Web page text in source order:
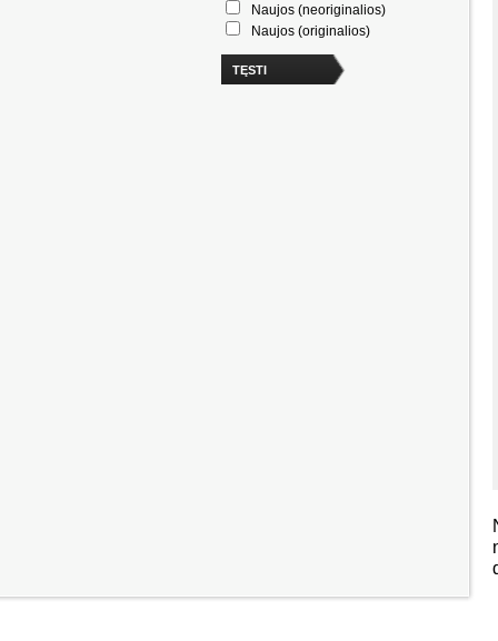
Naujos (neoriginalios)
Naujos (originalios)
TĘSTI